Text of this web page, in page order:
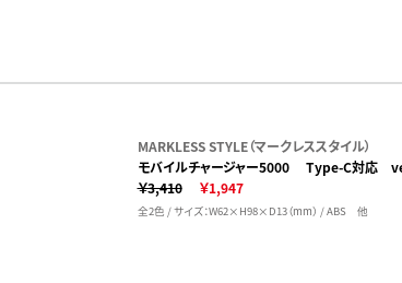
MARKLESS STYLE（マークレススタイル）
モバイルチャージャー5000 Type-C対応
￥3,410
￥1,947
全2色 / サイズ：W62×H98×D13（mm） / ABS 他